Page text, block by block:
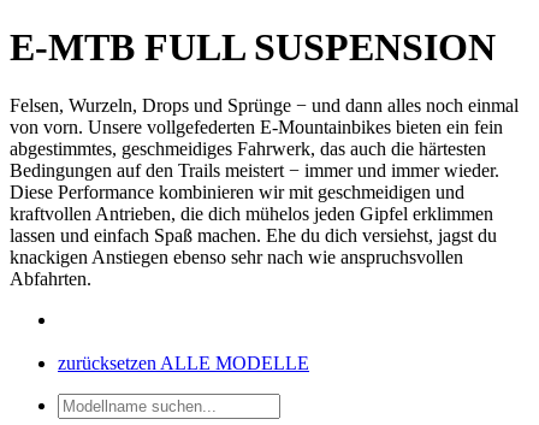
E-MTB FULL SUSPENSION
Felsen, Wurzeln, Drops und Sprünge − und dann alles noch einmal
von vorn. Unsere vollgefederten E-Mountainbikes bieten ein fein
abgestimmtes, geschmeidiges Fahrwerk, das auch die härtesten
Bedingungen auf den Trails meistert − immer und immer wieder.
Diese Performance kombinieren wir mit geschmeidigen und
kraftvollen Antrieben, die dich mühelos jeden Gipfel erklimmen
lassen und einfach Spaß machen. Ehe du dich versiehst, jagst du
knackigen Anstiegen ebenso sehr nach wie anspruchsvollen
Abfahrten.
zurücksetzenALLE MODELLE